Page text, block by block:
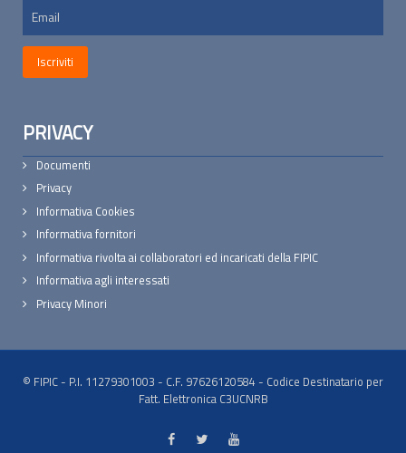
PRIVACY
Documenti
Privacy
Informativa Cookies
Informativa fornitori
Informativa rivolta ai collaboratori ed incaricati della FIPIC
Informativa agli interessati
Privacy Minori
© FIPIC - P.I. 11279301003 - C.F. 97626120584 - Codice Destinatario per
Fatt. Elettronica C3UCNRB